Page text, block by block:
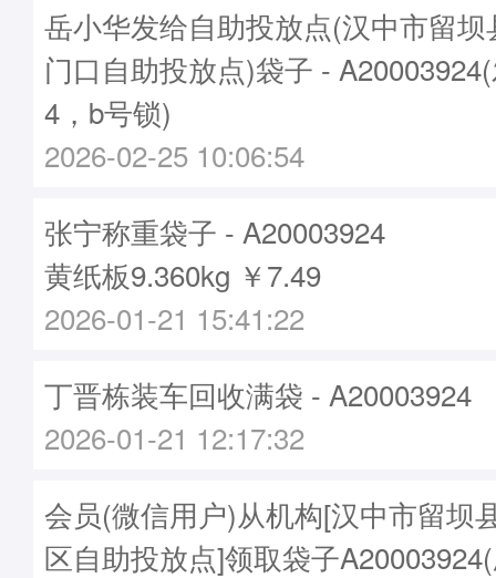
岳小华发给自助投放点(汉中市留
门口自助投放点)袋子 -
4，b号锁)
2026-02-25 10:06:54
张宁称重袋子 - A20003924
黄纸板9.360kg ￥7.49
2026-01-21 15:41:22
丁晋栋装车回收满袋 - A20003924
2026-01-21 12:17:32
会员(微信用户)从机构[汉中市留坝
区自助投放点]领取袋子